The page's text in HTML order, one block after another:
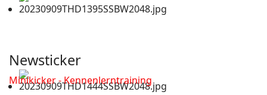
Newsticker
Minikicker - Kennenlerntraining